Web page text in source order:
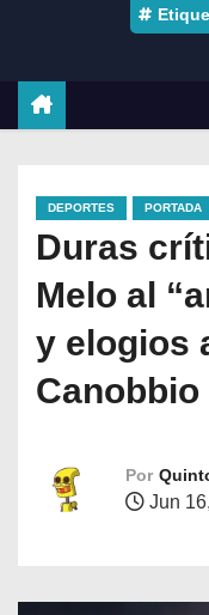
DEPORTES PORTADA
Duras
Melo al
y elogios
Canobbio
Por
Jun